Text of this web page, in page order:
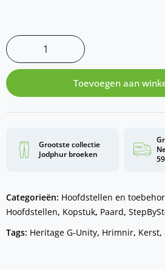
Toevoegen aan
Grootste collectie
Jodphur broeken
Categorieën: Hoofdstellen en
Hoofdstellen, Kopstuk, Paard,
Tags: Heritage G-Unity, Hrimnir, Kerst,